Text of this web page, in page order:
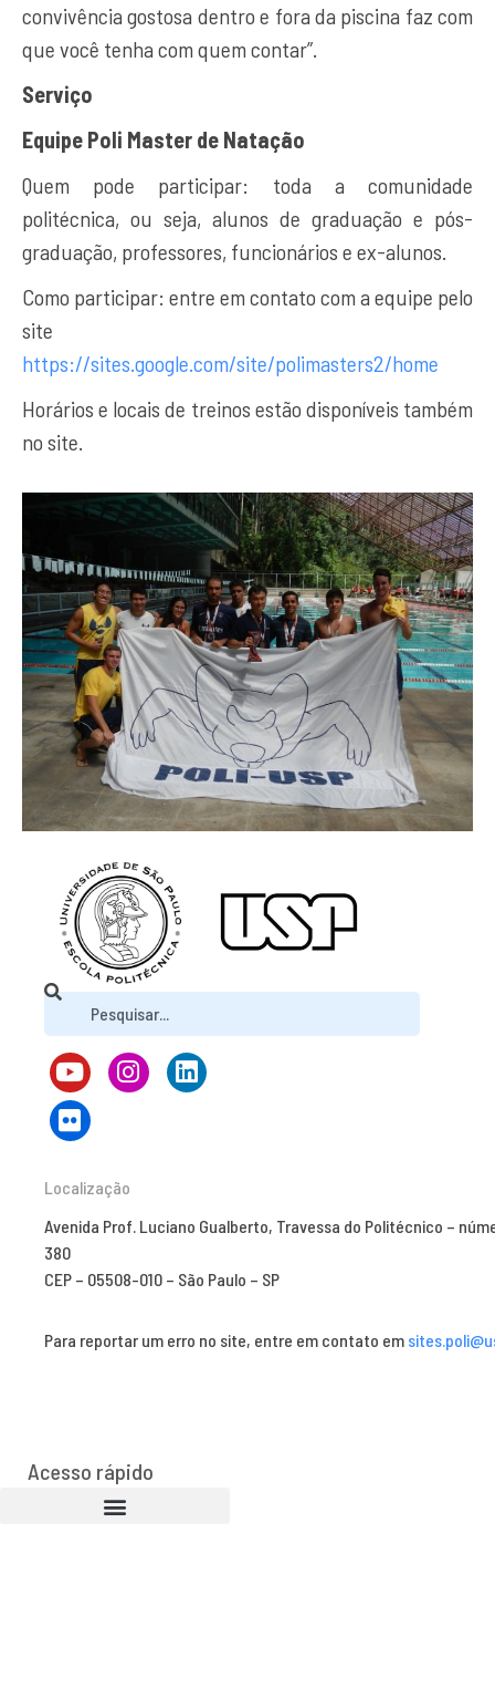
convivência gostosa dentro e fora da piscina faz com
que você tenha com quem contar”.
Serviço
Equipe Poli Master de Natação
Quem pode participar: toda a comunidade
politécnica, ou seja, alunos de graduação e pós-
graduação, professores, funcionários e ex-alunos.
Como participar: entre em contato com a equipe pelo
site
https://sites.google.com/site/polimasters2/home
Horários e locais de treinos estão disponíveis também
no site.
Localização
Avenida Prof. Luciano Gualberto, Travessa do Politécnico –
380
CEP – 05508-010 – São Paulo – SP
Para reportar um erro no site, entre em contato em
Acesso rápido